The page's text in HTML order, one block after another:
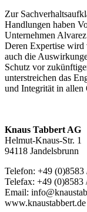
Zur
Handlungen haben
Unternehmen
Deren Expertise wird
auch die
Schutz vor
unterstreichen das
und Integrität in allen
Knaus Tabbert AG
Helmut‐Knaus‐Str. 1
94118 Jandelsbrunn
Telefon: +49 (0)8583
Telefax: +49 (0)8583
Email:
www.knaustabbert.de